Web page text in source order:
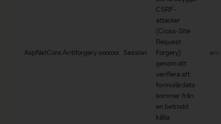
.AspNetCore.Antiforgery.xxxxxxx Session
CSRF-
attacker
(Cross-Site
Request
Forgery)
genom att
verifiera att
formulärdata
kommer från
en betrodd
källa.